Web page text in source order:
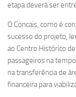
etapa deverá ser
O Concais, como é
sucesso do projeto,
ao Centro Histórico
passageiros na
na transferência de
financeira para